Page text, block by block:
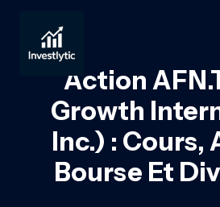
contenu
Action
Growth
Inc.) : Cours,
Bourse Et